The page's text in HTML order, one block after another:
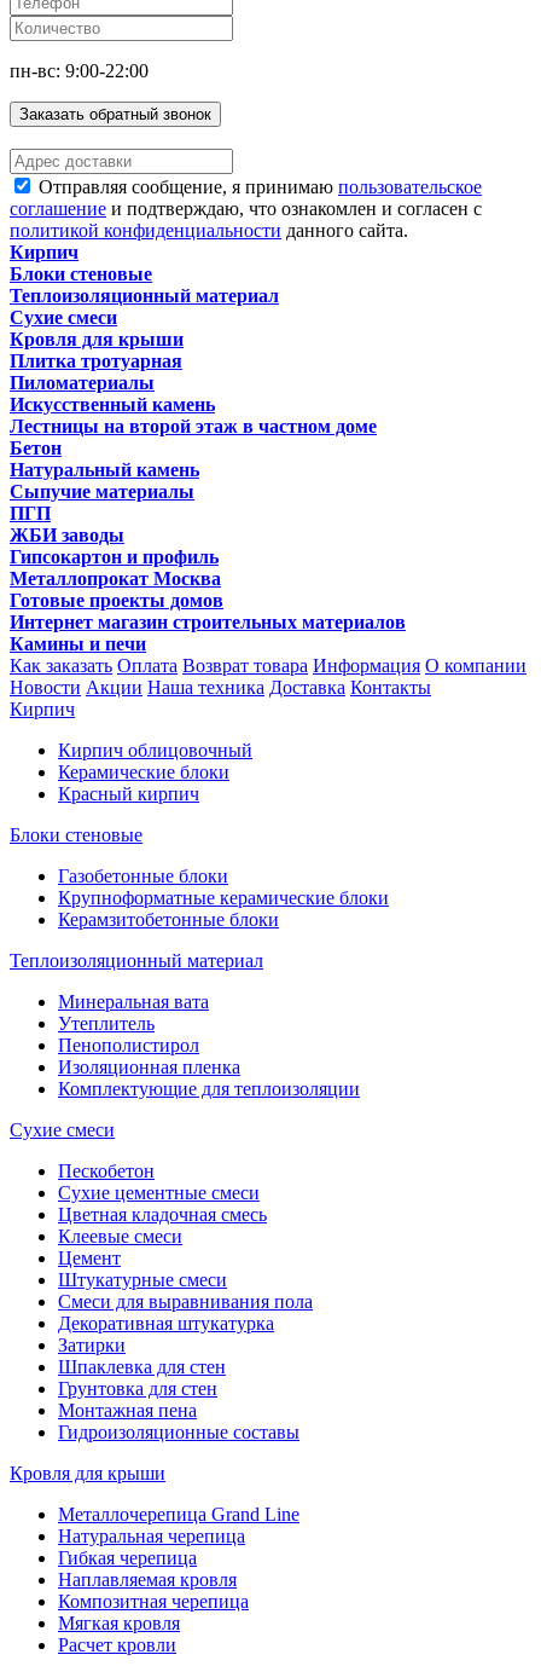
пн-вс: 9:00-22:00
Заказать обратный звонок
Отправляя сообщение, я принимаю пользовательское
соглашение и подтверждаю, что ознакомлен и согласен с
политикой конфиденциальности данного сайта.
Кирпич
Блоки стеновые
Теплоизоляционный материал
Сухие смеси
Кровля для крыши
Плитка тротуарная
Пиломатериалы
Искусственный камень
Лестницы на второй этаж в частном доме
Бетон
Натуральный камень
Сыпучие материалы
ПГП
ЖБИ заводы
Гипсокартон и профиль
Металлопрокат Москва
Готовые проекты домов
Интернет магазин строительных материалов
Камины и печи
Как заказать Оплата Возврат товара Информация О компании
Новости Акции Наша техника Доставка Контакты
Кирпич
Кирпич облицовочный
Керамические блоки
Красный кирпич
Блоки стеновые
Газобетонные блоки
Крупноформатные керамические блоки
Керамзитобетонные блоки
Теплоизоляционный материал
Минеральная вата
Утеплитель
Пенополистирол
Изоляционная пленка
Комплектующие для теплоизоляции
Сухие смеси
Пескобетон
Сухие цементные смеси
Цветная кладочная смесь
Клеевые смеси
Цемент
Штукатурные смеси
Смеси для выравнивания пола
Декоративная штукатурка
Затирки
Шпаклевка для стен
Грунтовка для стен
Монтажная пена
Гидроизоляционные составы
Кровля для крыши
Металлочерепица Grand Line
Натуральная черепица
Гибкая черепица
Наплавляемая кровля
Композитная черепица
Мягкая кровля
Расчет кровли